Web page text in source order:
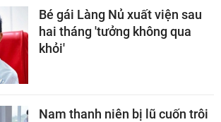
Bé gái Làng Nủ xuất viện sau
hai tháng 'tưởng không qua
khỏi'
Nam thanh niên bị lũ cuốn trôi